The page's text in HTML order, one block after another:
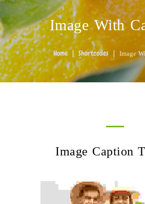
Image With
Home Shortcodes Image
Image Caption